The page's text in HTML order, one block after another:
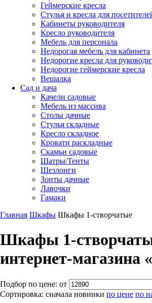
Геймерские кресла
Стулья и кресла для
Кабинеты руководителя
Кресло руководителя
Мебель для персонала
Недорогая мебель для кабинета
Недорогие кресла для
Недорогие геймерские кресла
Вешалка
Сад и дача
Качели садовые
Мебель из массива
Столы дачные
Стулья складные
Кресло складное
Кровати раскладные
Скамьи садовые
Шатры/Тенты
Шезлонги
Зонты дачные
Лавочки
Гамаки
Главная Шкафы Шкафы 1-створчатые
Шкафы 1-
интернет-магазина
Подбор по цене: от
Сортировка: сначала новинки по цене по